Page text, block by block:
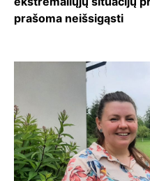
prašoma neišsigąsti